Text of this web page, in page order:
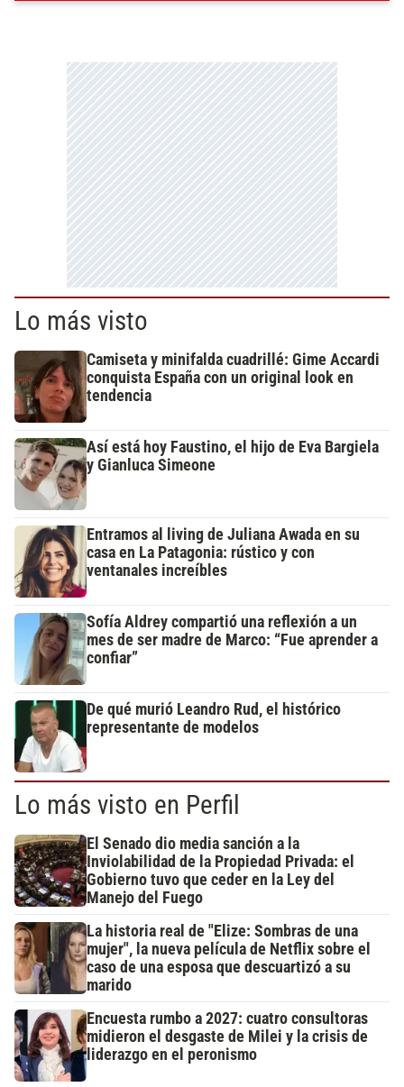
Lo más visto
Camiseta y minifalda cuadrillé: Gime Accardi
conquista España con un original look en
tendencia
Así está hoy Faustino, el hijo de Eva Bargiela
y Gianluca Simeone
Entramos al living de Juliana Awada en su
casa en La Patagonia: rústico y con
ventanales increíbles
Sofía Aldrey compartió una reflexión a un
mes de ser madre de Marco: “Fue aprender a
confiar”
De qué murió Leandro Rud, el histórico
representante de modelos
Lo más visto en Perfil
El Senado dio media sanción a la
Inviolabilidad de la Propiedad Privada: el
Gobierno tuvo que ceder en la Ley del
Manejo del Fuego
La historia real de "Elize: Sombras de una
mujer", la nueva película de Netflix sobre el
caso de una esposa que descuartizó a su
marido
Encuesta rumbo a 2027: cuatro consultoras
midieron el desgaste de Milei y la crisis de
liderazgo en el peronismo